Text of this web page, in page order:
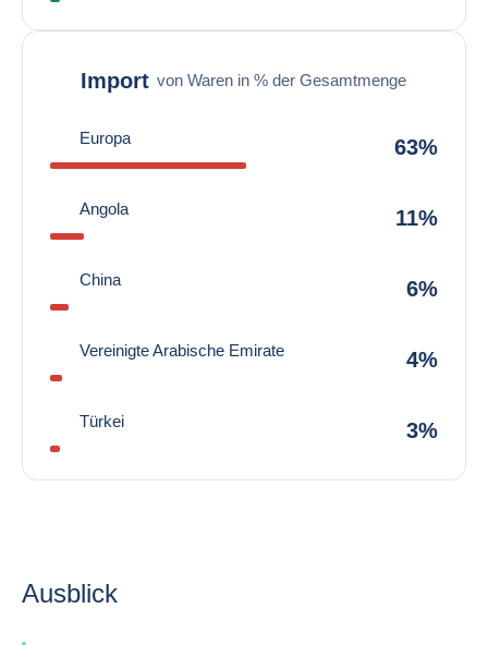
Import von Waren in % der Gesamtmenge
Europa 63%
Angola 11%
China 6%
Vereinigte Arabische Emirate 4%
Türkei 3%
Ausblick